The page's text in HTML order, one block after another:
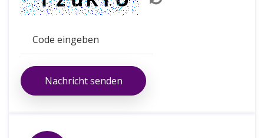
Nachricht senden